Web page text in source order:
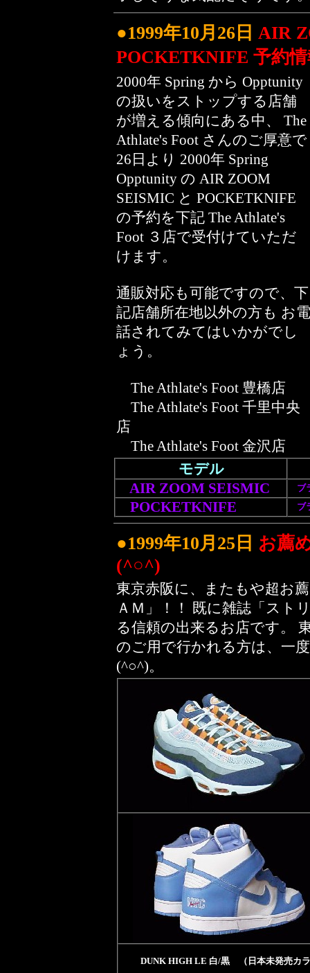
●1999年10月26日 AIR
POCKETKNIFE 予約
2000年 Spring から Opptunity
の扱いをストップする店舗
が増える傾向にある中、 The
Athlate's Foot さんのご厚意で
26日より 2000年 Spring
Opptunity の AIR ZOOM
SEISMIC と POCKETKNIFE
の予約を下記 The Athlate's
Foot ３店で受付けていただ
けます。
通販対応も可能ですので、下
記店舗所在地以外の方も お電
話されてみてはいかがでし
ょう。
The Athlate's Foot 豊橋店
The Athlate's Foot 千里中央
店
The Athlate's Foot 金沢店
モデル
AIR ZOOM SEISMIC
ブ
POCKETKNIFE ブ
●1999年10月25日 お薦
(^○^)
東京赤阪に、またもや超お
ＡＭ」！！ 既に雑誌「スト
る信頼の出来るお店です。
のご用で行かれる方は、一
(^○^)。
DUNK HIGH LE 白/黒 （日本未発売カ